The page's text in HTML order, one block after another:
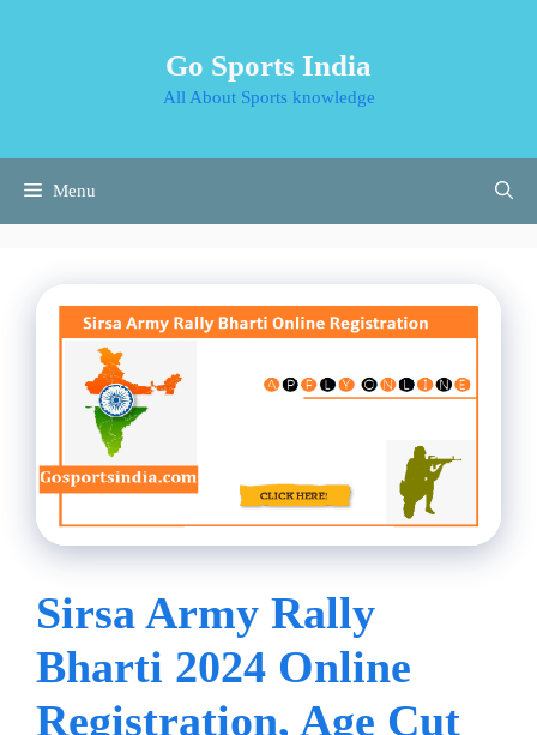
Go Sports India
All About Sports knowledge
Menu
Sirsa Army Rally
Bharti 2024 Online
Registration, Age Cut